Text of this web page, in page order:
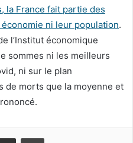
la France fait partie des
ni leur population.
l’Institut économique
sommes ni les meilleurs
ni sur le plan
de morts que la moyenne et
Partagez par mail Imprimez